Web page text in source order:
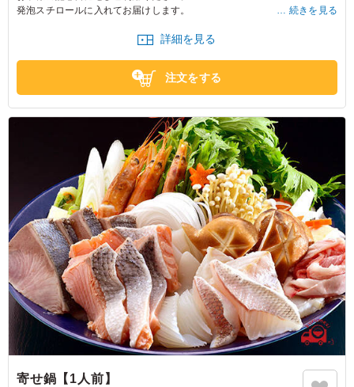
発泡スチロールに入れてお届けします。
続きを見る
詳細を見る
注文をする
寄せ鍋【1人前】